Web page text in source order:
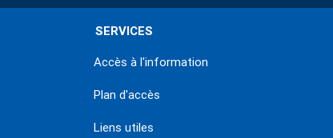
SERVICES
Accès à l'information
Plan d'accès
Liens utiles